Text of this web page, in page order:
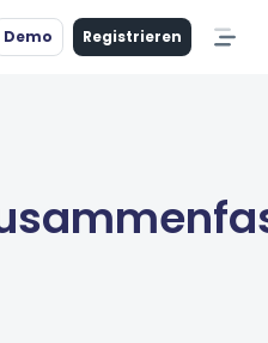
Demo Registrieren